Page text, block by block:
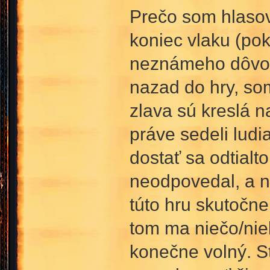
Prečo som
koniec vlaku
neznámeho
nazad do hry,
zlava sú kreslá
práve sedeli
dostať sa
neodpovedal, a
túto hru
tom ma niečo/
konečne volný.